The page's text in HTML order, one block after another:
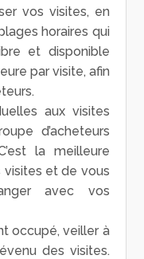
vos visites, en
horaires qui
et disponible
par visite, afin
aux visites
d’acheteurs
la meilleure
et de vous
avec vos
occupé, veiller à
des visites.